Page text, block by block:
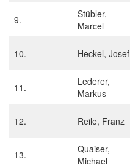
9.
Stübler,
Marcel
10. Heckel, Josef
11.
Lederer,
Markus
12. Reile, Franz
13.
Quaiser,
Michael